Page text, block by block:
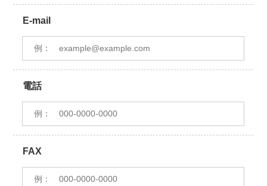
E-mail
電話
FAX